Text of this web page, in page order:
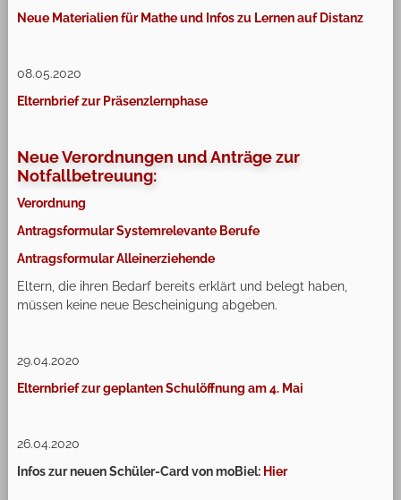
Neue Materialien für Mathe und Infos zu Lernen auf Distanz
08.05.2020
Elternbrief zur Präsenzlernphase
Neue Verordnungen und Anträge zur
Notfallbetreuung:
Verordnung
Antragsformular Systemrelevante Berufe
Antragsformular Alleinerziehende
Eltern, die ihren Bedarf bereits erklärt und belegt haben,
müssen keine neue Bescheinigung abgeben.
29.04.2020
Elternbrief zur geplanten Schulöffnung am 4. Mai
26.04.2020
Infos zur neuen Schüler-Card von moBiel: Hier